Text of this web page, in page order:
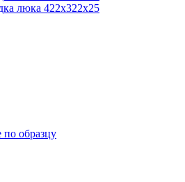
люка 422x322x25
по образцу